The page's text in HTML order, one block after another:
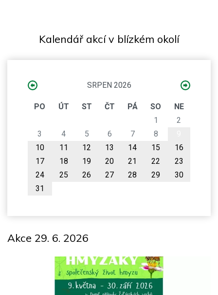
Kalendář akcí v blízkém okolí
SRPEN 2026
PO ÚT ST ČT PÁ SO
NE
1
2
3
4 5 6 7 8
10
11 12 13 14 15
16
17
18 19 20 21 22
23
24
25 26 27 28 29
30
31
Akce 29. 6. 2026